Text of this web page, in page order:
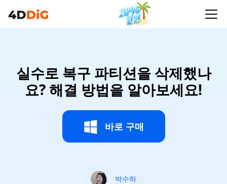
실수로 복구 파티션을 삭제했나
요? 해결 방법을 알아보세요!
바로 구매
박수하